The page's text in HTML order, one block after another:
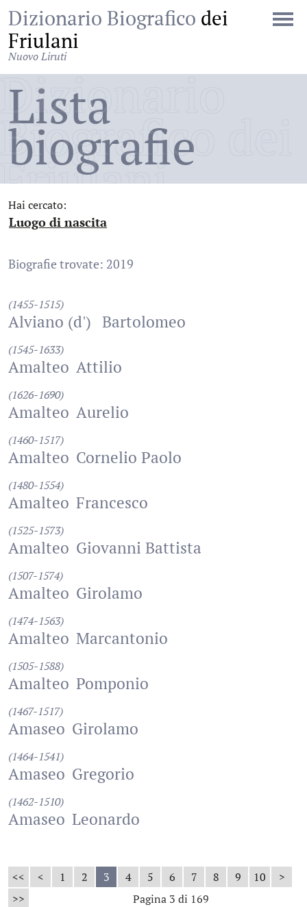
Dizionario Biografico dei
Friulani
Nuovo Liruti
Dizionario
Biografico dei
Friulani
Lista
biografie
Hai cercato:
Luogo di nascita
Biografie trovate: 2019
(1455-1515)
Alviano (d') Bartolomeo
(1545-1633)
Amalteo Attilio
(1626-1690)
Amalteo Aurelio
(1460-1517)
Amalteo Cornelio Paolo
(1480-1554)
Amalteo Francesco
(1525-1573)
Amalteo Giovanni Battista
(1507-1574)
Amalteo Girolamo
(1474-1563)
Amalteo Marcantonio
(1505-1588)
Amalteo Pomponio
(1467-1517)
Amaseo Girolamo
(1464-1541)
Amaseo Gregorio
(1462-1510)
Amaseo Leonardo
<< < 1 2 3 4 5 6 7 8 9 10
>
>>
Pagina 3 di 169